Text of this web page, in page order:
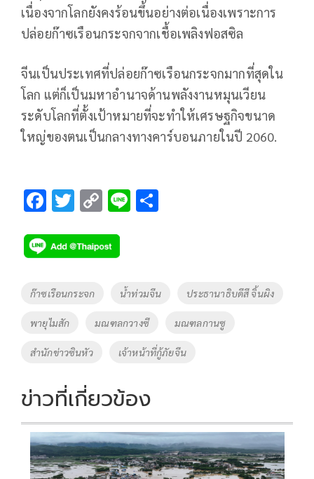
เนื่องจากโลกยังคงร้อนขึ้นอย่างต่อเนื่องเพราะการ
ปล่อยก๊าซเรือนกระจกจากเชื้อเพลิงฟอสซิล
จีนเป็นประเทศที่ปล่อยก๊าซเรือนกระจกมากที่สุดใน
โลก แต่ก็เป็นมหาอำนาจด้านพลังงานหมุนเวียน
ระดับโลกที่ตั้งเป้าหมายที่จะทำให้เศรษฐกิจขนาด
ใหญ่ของตนเป็นกลางทางคาร์บอนภายในปี 2060.
F
e
b
o
o
k
T
tt
er
C
p
y
Li
k
Li
Tags
ก๊าซเรือนกระจก น้ำท่วมจีน ประธานาธิบดีสี จิ้นผิง
พายุไมสัก มณฑลกวางซี มณฑลกานซู
สำนักข่าวซินหัว เจ้าหน้าที่กู้ภัยจีน
ข่าวที่เกี่ยวข้อง